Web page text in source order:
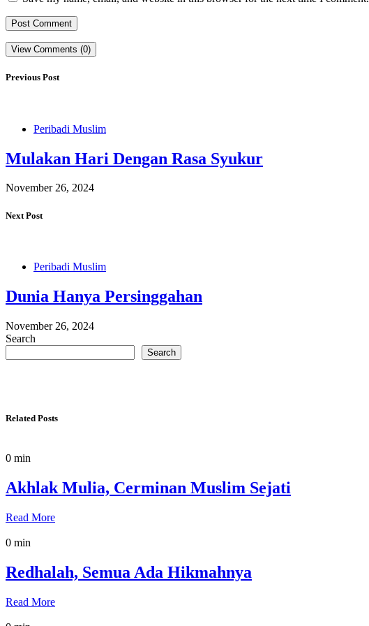
View Comments (0)
Previous Post
Peribadi Muslim
Mulakan Hari Dengan Rasa Syukur
November 26, 2024
Next Post
Peribadi Muslim
Dunia Hanya Persinggahan
November 26, 2024
Search
Search
Related Posts
0 min
Akhlak Mulia, Cerminan Muslim Sejati
Read More
0 min
Redhalah, Semua Ada Hikmahnya
Read More